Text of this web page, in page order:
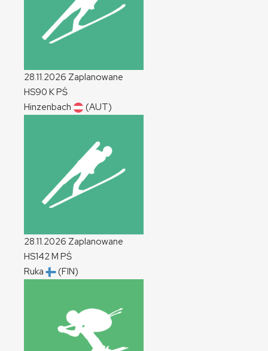
28.11.2026 Zaplanowane
HS90 KPŚ
Hinzenbach
(AUT)
28.11.2026 Zaplanowane
HS142M PŚ
Ruka
(FIN)